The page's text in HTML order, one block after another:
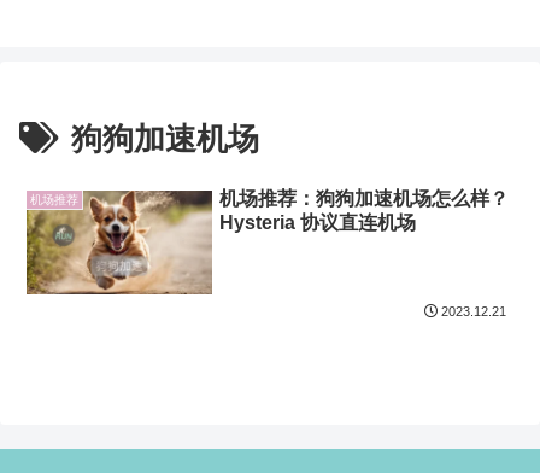
狗狗加速机场
机场推荐
机场推荐：狗狗加速机场怎么样？
Hysteria 协议直连机场
2023.12.21